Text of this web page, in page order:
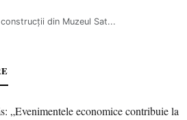
din Muzeul Sat...